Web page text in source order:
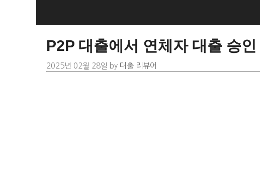
P2P 대출에서 연체자 대출 승
2025년 02월 28일 by 대출 리뷰어